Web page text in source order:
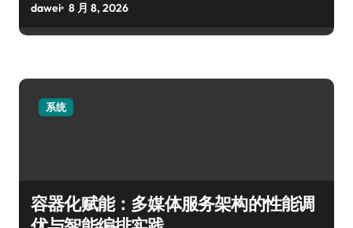
dawei 8 月 8, 2026
系统
容器化赋能：多媒体服务架构的性能调